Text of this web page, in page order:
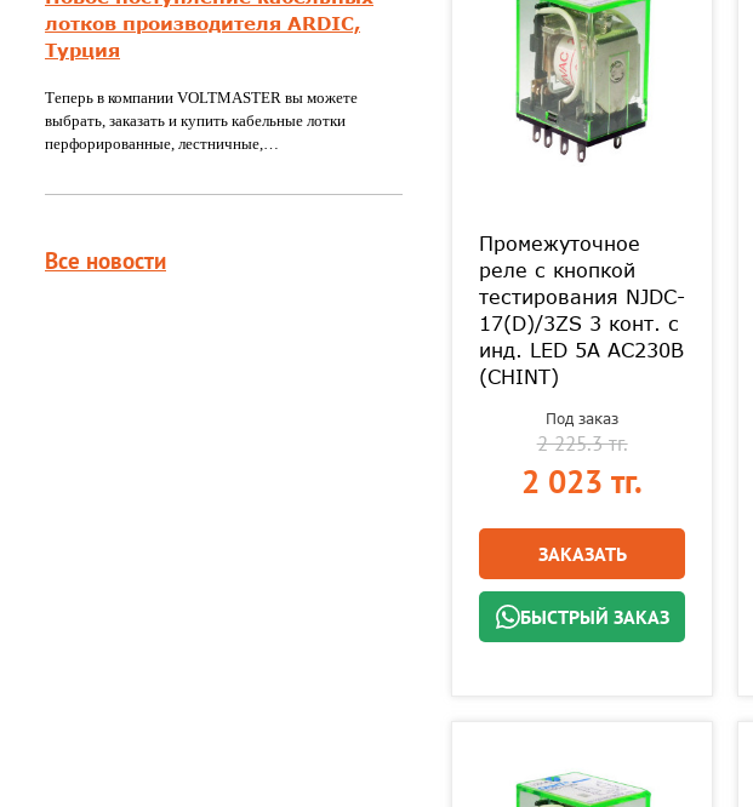
лотков производителя ARDIC,
Турция
Теперь в компании VOLTMASTER вы можете
выбрать, заказать и купить кабельные лотки
перфорированные, лестничные,…
Все новости
Промежуточное
реле с кнопкой
тестирования NJDC-
17(D)/3ZS 3 конт. с
инд. LED 5А AC230В
(CHINT)
Под заказ
2 225.3 тг.
2 023 тг.
ЗАКАЗАТЬ
БЫСТРЫЙ ЗАКАЗ